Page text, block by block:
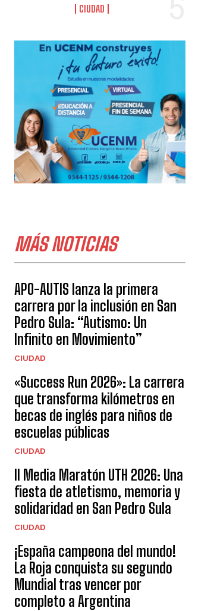
CIUDAD
MÁS NOTICIAS
APO-AUTIS lanza la primera
carrera por la inclusión en San
Pedro Sula: “Autismo: Un
Infinito en Movimiento”
CIUDAD
«Success Run 2026»: La carrera
que transforma kilómetros en
becas de inglés para niños de
escuelas públicas
CIUDAD
II Media Maratón UTH 2026: Una
fiesta de atletismo, memoria y
solidaridad en San Pedro Sula
CIUDAD
¡España campeona del mundo!
La Roja conquista su segundo
Mundial tras vencer por
completo a Argentina